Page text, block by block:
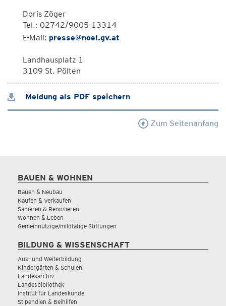
Doris Zöger
Tel.: 02742/9005-13314
E-Mail: presse@noel.gv.at
Landhausplatz 1
3109 St. Pölten
Meldung als PDF speichern
Zum Seitenanfang
BAUEN & WOHNEN
Bauen & Neubau
Kaufen & Verkaufen
Sanieren & Renovieren
Wohnen & Leben
Gemeinnützige/mildtätige Stiftungen
BILDUNG & WISSENSCHAFT
Aus- und Weiterbildung
Kindergärten & Schulen
Landesarchiv
Landesbibliothek
Institut für Landeskunde
Stipendien & Beihilfen